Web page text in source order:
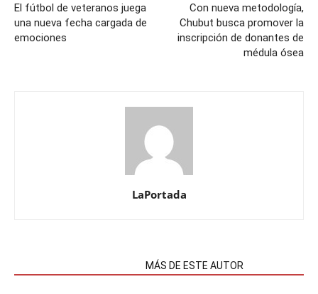
El fútbol de veteranos juega
una nueva fecha cargada de
emociones
Con nueva metodología,
Chubut busca promover la
inscripción de donantes de
médula ósea
LaPortada
MÁS DE ESTE AUTOR